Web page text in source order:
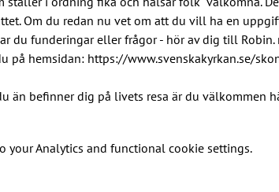
Om du redan nu vet om att du vill ha en
du funderingar eller frågor - hör av dig till
på hemsidan: https://www.svenskakyrkan.se/
än befinner dig på livets resa är du välkommen
your Analytics and functional cookie settings.